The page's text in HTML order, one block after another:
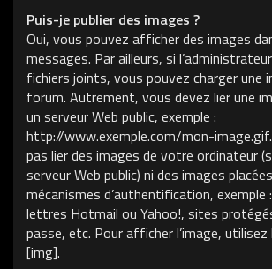
Puis-je publier des images ?
Oui, vous pouvez afficher des images
messages. Par ailleurs, si
fichiers joints, vous pouvez charger une
forum. Autrement, vous devez lier une
un serveur Web public, exemple :
http://www.exemple.com/mon-
pas lier des images de votre ordinateur
serveur Web public) ni des images
mécanismes d’authentification, exemple
lettres Hotmail ou Yahoo!, sites
passe, etc. Pour afficher l’image, utilisez
[img].